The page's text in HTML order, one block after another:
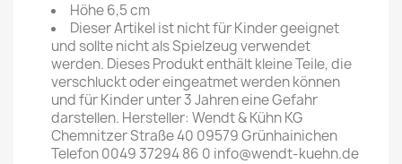
Höhe 6,5 cm
Dieser Artikel ist nicht für Kinder geeignet
und sollte nicht als Spielzeug verwendet
werden. Dieses Produkt enthält kleine Teile, die
verschluckt oder eingeatmet werden können
und für Kinder unter 3 Jahren eine Gefahr
darstellen. Hersteller: Wendt & Kühn KG
Chemnitzer Straße 40 09579 Grünhainichen
Telefon 0049 37294 86 0 info@wendt-kuehn.de